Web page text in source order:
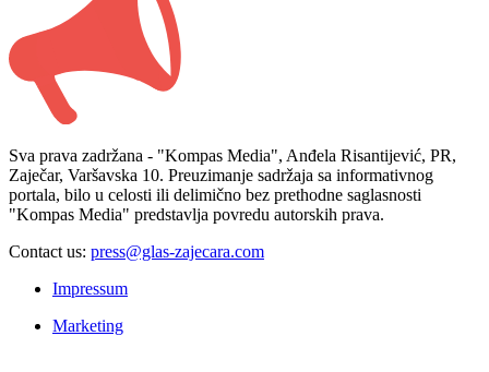
Sva prava zadržana - "Kompas Media", Anđela Risantijević, PR,
Zaječar, Varšavska 10. Preuzimanje sadržaja sa informativnog
portala, bilo u celosti ili delimično bez prethodne saglasnosti
"Kompas Media" predstavlja povredu autorskih prava.
Contact us: press@glas-zajecara.com
Impressum
Marketing